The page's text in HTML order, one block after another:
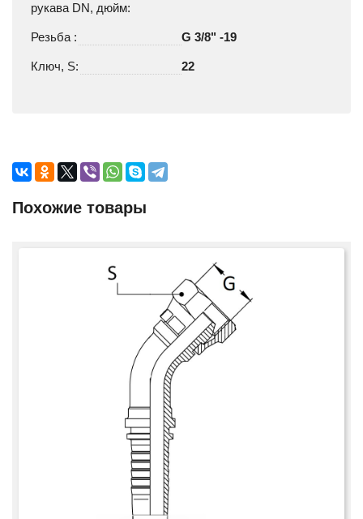
рукава DN, дюйм:
Резьба : G 3/8" -19
Ключ, S: 22
Похожие товары